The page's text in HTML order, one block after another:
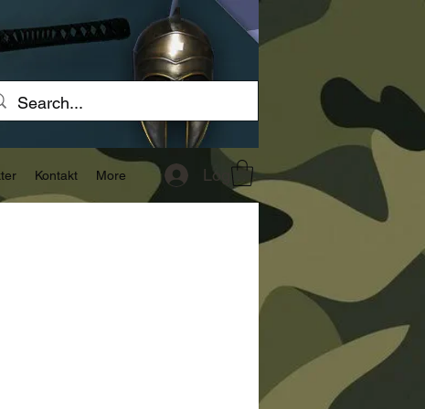
Kontakt More Logg inn